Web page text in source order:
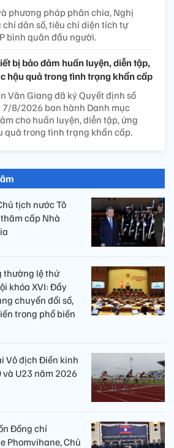
phương pháp phân chia, Nghị
dân số, tiêu chí diện tích tự
bình quân đầu người.
bị bảo đảm huấn luyện, diễn tập,
hậu quả trong tình trạng khẩn cấp
Văn Giang đã ký Quyết định số
7/8/2026 ban hành Danh mục
cho huấn luyện, diễn tập, ứng
quả trong tình trạng khẩn cấp.
tịch nước Tô
cấp Nhà
thường lệ thứ
khóa XVI: Đẩy
chuyển đổi số,
trong phổ biến
Vô địch Điền kinh
và U23 năm 2026
Đồng chí
Phomvihane, Chủ